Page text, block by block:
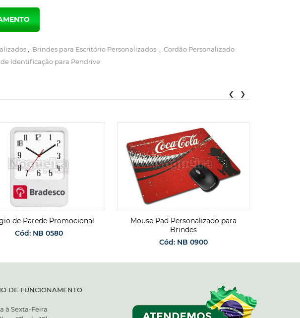
Brindes para Escritório Personalizados
Cordão Personalizado
Identificação para Pendrive
de Parede Promocional
Cód: NB 0580
SOLICITAR ORÇAMENTO
Mouse Pad Personalizado para
Brindes
Cód: NB 0900
‹ ›
DE FUNCIONAMENTO
à Sexta-Feira